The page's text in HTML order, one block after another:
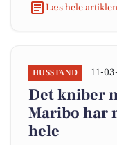
Læs hele
HUSSTAND 11-
Det kniber
Maribo har
hele